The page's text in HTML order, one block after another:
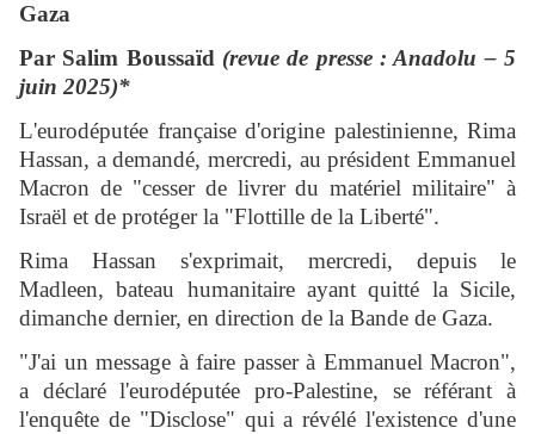
Gaza
Par Salim Boussaïd (revue de presse : Anadolu – 5
juin 2025)*
L'eurodéputée française d'origine palestinienne, Rima
Hassan, a demandé, mercredi, au président Emmanuel
Macron de "cesser de livrer du matériel militaire" à
Israël et de protéger la "Flottille de la Liberté".
Rima Hassan s'exprimait, mercredi, depuis le
Madleen, bateau humanitaire ayant quitté la Sicile,
dimanche dernier, en direction de la Bande de Gaza.
"J'ai un message à faire passer à Emmanuel Macron",
a déclaré l'eurodéputée pro-Palestine, se référant à
l'enquête de "Disclose" qui a révélé l'existence d'une